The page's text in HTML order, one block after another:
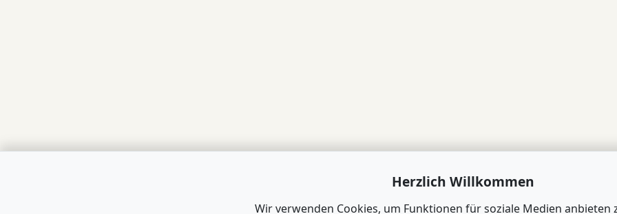
Herzlich Willkommen
Wir verwenden Cookies, um Funktionen für soziale Medien anbieten